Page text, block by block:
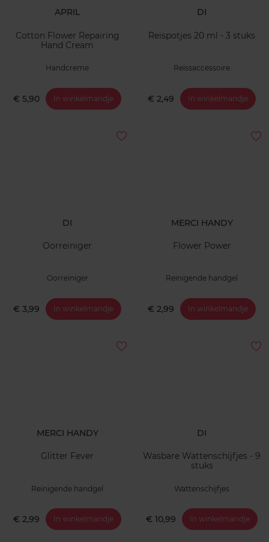
APRIL
Cotton Flower Repairing
Hand Cream
Handcreme
€ 5,90 In winkelmandje
DI
Reispotjes 20 ml - 3 stuks
Reissaccessoire
€ 2,49 In winkelmandje
DI
Oorreiniger
Oorreiniger
€ 3,99 In winkelmandje
MERCI HANDY
Flower Power
Reinigende handgel
€ 2,99 In winkelmandje
MERCI HANDY
Glitter Fever
Reinigende handgel
€ 2,99 In winkelmandje
DI
Wasbare Wattenschijfjes - 9
stuks
Wattenschijfjes
€ 10,99 In winkelmandje